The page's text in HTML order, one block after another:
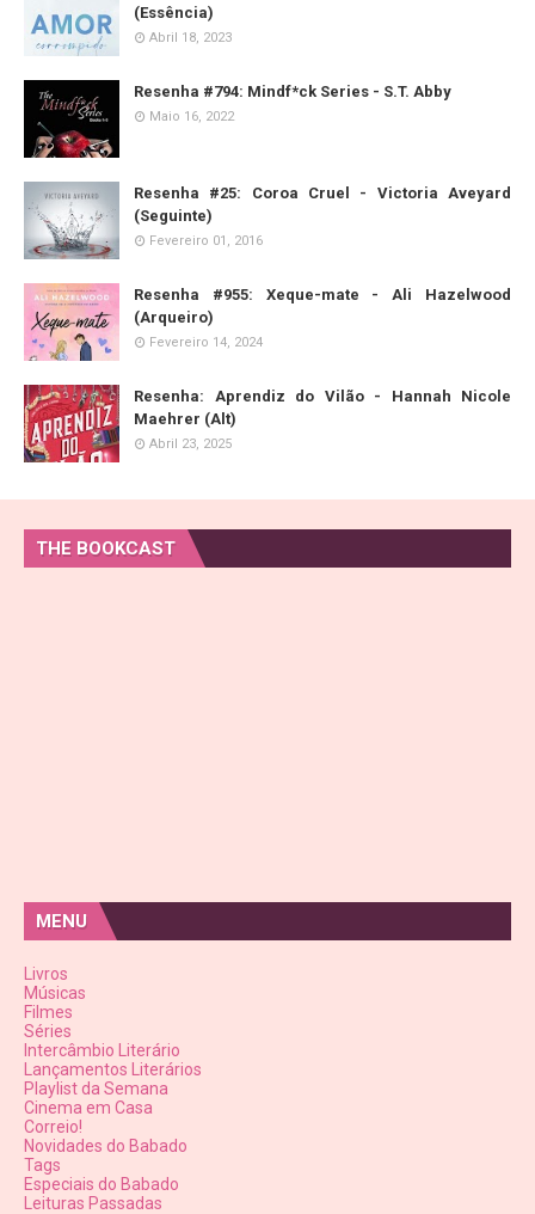
(Essência)
Abril 18, 2023
Resenha #794: Mindf*ck Series - S.T. Abby
Maio 16, 2022
Resenha #25: Coroa Cruel - Victoria Aveyard
(Seguinte)
Fevereiro 01, 2016
Resenha #955: Xeque-mate - Ali Hazelwood
(Arqueiro)
Fevereiro 14, 2024
Resenha: Aprendiz do Vilão - Hannah Nicole
Maehrer (Alt)
Abril 23, 2025
THE BOOKCAST
MENU
Livros
Músicas
Filmes
Séries
Intercâmbio Literário
Lançamentos Literários
Playlist da Semana
Cinema em Casa
Correio!
Novidades do Babado
Tags
Especiais do Babado
Leituras Passadas